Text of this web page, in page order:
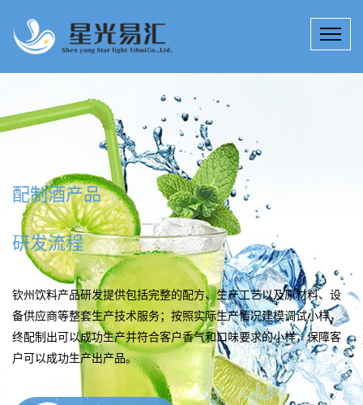
配制酒产品
研发流程
钦州饮料产品研发提供包括完整的配方、生产工艺以及原材料、设
备供应商等整套生产技术服务；按照实际生产情况建模调试小样，
终配制出可以成功生产并符合客户香气和口味要求的小样，保障客
户可以成功生产出产品。